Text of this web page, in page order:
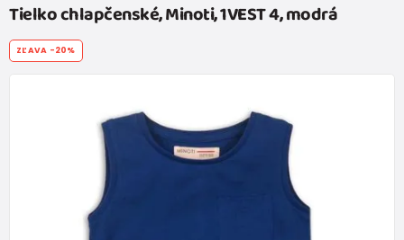
Tielko chlapčenské, Minoti, 1VEST 4, modrá
ZĽAVA -20%